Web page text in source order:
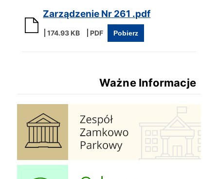
Zarządzenie Nr 261 .pdf
174.93 KB Pobierz
Ważne Informacje